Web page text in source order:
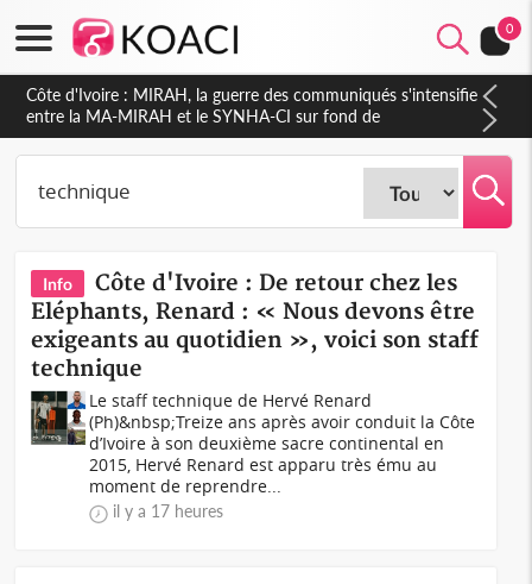
0
Côte d'Ivoire : Indépendance 2026, Thiam plaide pour un
environnement démocratique plus apaisé
Info
Côte d'Ivoire : De retour chez les
Eléphants, Renard : « Nous devons être
exigeants au quotidien », voici son staff
technique
Le staff technique de Hervé Renard
(Ph)&nbsp;Treize ans après avoir conduit la Côte
d’Ivoire à son deuxième sacre continental en
2015, Hervé Renard est apparu très ému au
moment de reprendre...
il y a 17 heures